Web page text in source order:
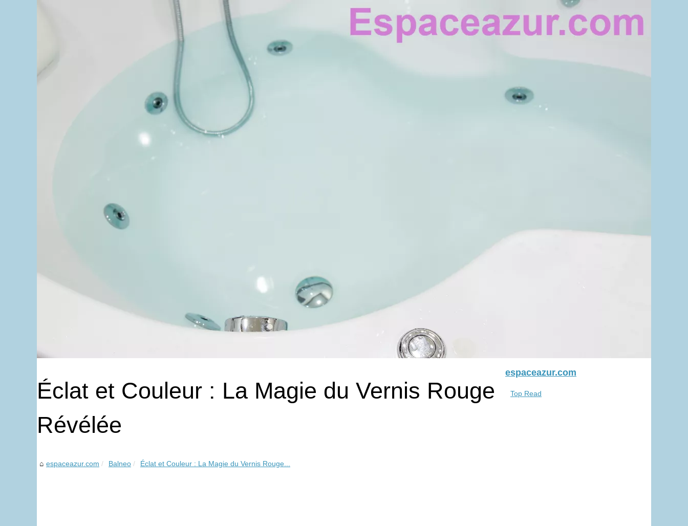
Éclat et Couleur : La Magie du Vernis Rouge
Révélée
espaceazur.com Balneo Éclat et Couleur : La Magie du Vernis Rouge...
espaceazur.com
Top Read